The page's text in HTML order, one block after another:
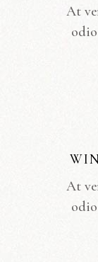
At
At